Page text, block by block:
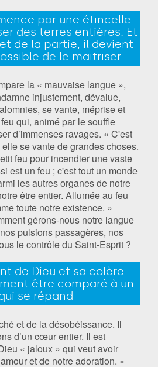
par une étincelle
des terres entières. Et
de la partie, il devient
de le maitriser.
la « mauvaise langue »,
injustement, dévalue,
se vante, méprise et
qui, animé par le souffle
d’immenses ravages. « C'est
se vante de grandes choses.
feu pour incendier une vaste
est un feu ; c'est tout un monde
les autres organes de notre
être entier. Allumée au feu
toute notre existence. »
gérons-nous notre langue
pulsions passagères, nos
le contrôle du Saint-Esprit ?
de Dieu et sa colère
être comparé à un
se répand
et de la désobéissance. Il
d’un cœur entier. Il est
« jaloux » qui veut avoir
et de notre adoration. «